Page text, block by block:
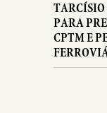
TARCÍSIO
PARA
CPTM E